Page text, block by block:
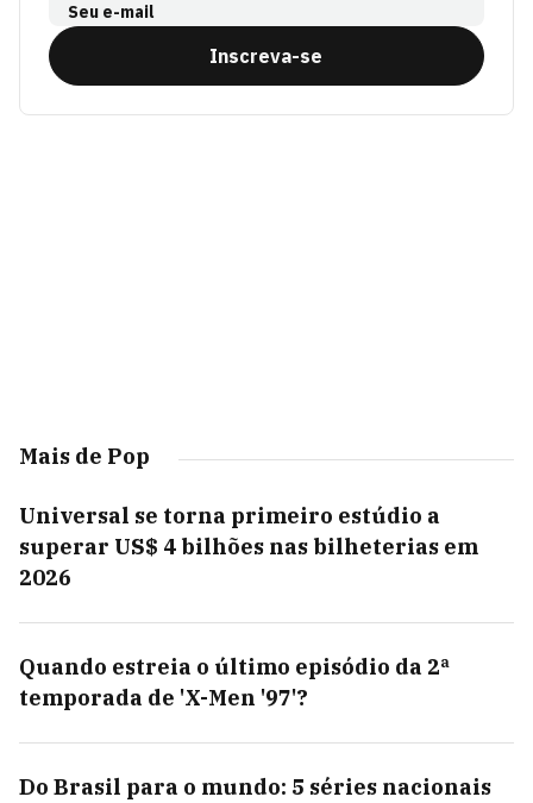
Seu e-mail
Inscreva-se
Mais de Pop
Universal se torna primeiro estúdio a
superar US$ 4 bilhões nas bilheterias em
2026
Quando estreia o último episódio da 2ª
temporada de 'X-Men '97'?
Do Brasil para o mundo: 5 séries nacionais